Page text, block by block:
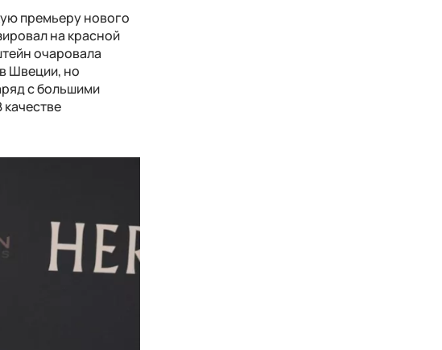
премьеру нового
на красной
очаровала
Швеции, но
с большими